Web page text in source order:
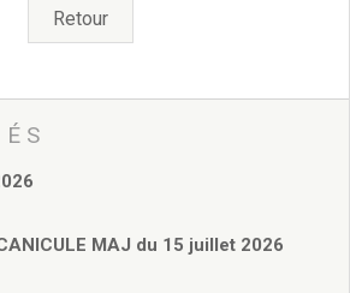
Techniques
réglementation funéraire
boissons
sur les listes électorales
Retour
MAJ du 15 juillet 2026